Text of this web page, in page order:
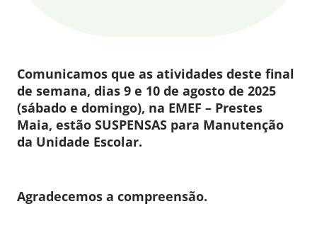
Comunicamos que as atividades deste final
de semana, dias 9 e 10 de agosto de 2025
(sábado e domingo), na EMEF – Prestes
Maia, estão SUSPENSAS para Manutenção
da Unidade Escolar.
Agradecemos a compreensão.